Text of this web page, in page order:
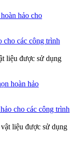
cho các công trình
liệu được sử dụng
cho các công trình
liệu được sử dụng